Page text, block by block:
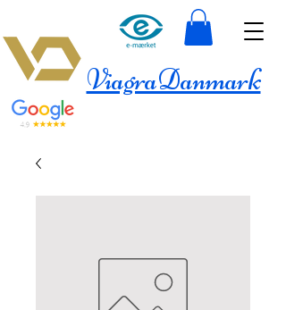
ViagraDanmark